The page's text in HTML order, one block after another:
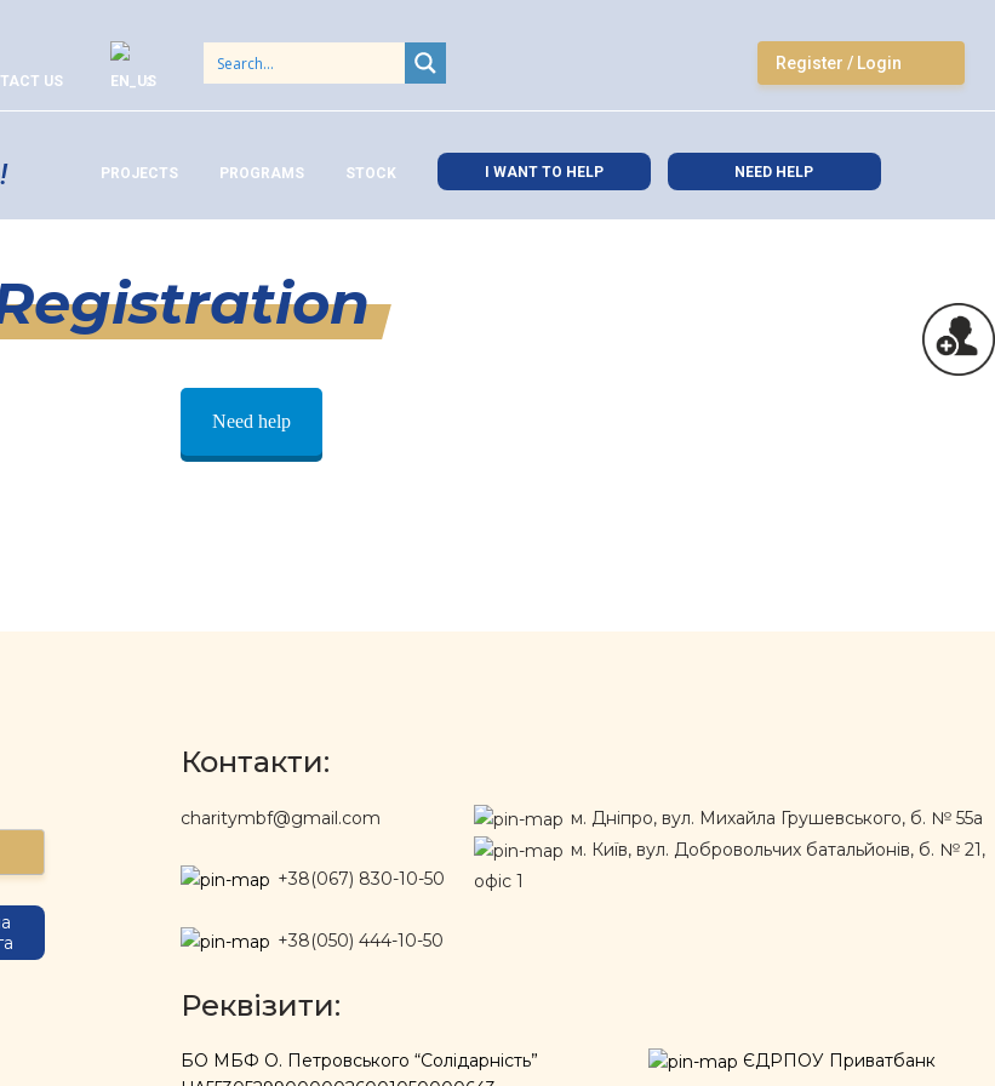
US
Register / Login
PROJECTS PROGRAMS STOCK I WANT TO HELP NEED HELP
Need help
Контакти:
charitymbf@gmail.com
+38(067) 830-10-50
+38(050) 444-10-50
м. Дніпро, вул. Михайла Грушевського, б. № 55а
м. Київ, вул. Добровольчих батальйонів, б. № 21,
офіс 1
Реквізити:
БО МБФ О. Петровського “Солідарність”
ЄДРПОУ Приватбанк